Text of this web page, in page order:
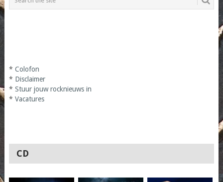
* Colofon
* Disclaimer
* Stuur jouw rocknieuws in
* Vacatures
CD